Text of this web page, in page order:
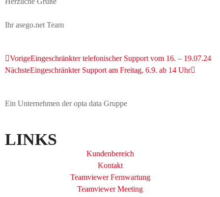
Ihr asego.net Team
VorigeEingeschränkter telefonischer Support vom 16. – 19.07.24
NächsteEingeschränkter Support am Freitag, 6.9. ab 14 Uhr
Ein Unternehmen der opta data Gruppe
LINKS
Kundenbereich
Kontakt
Teamviewer Fernwartung
Teamviewer Meeting